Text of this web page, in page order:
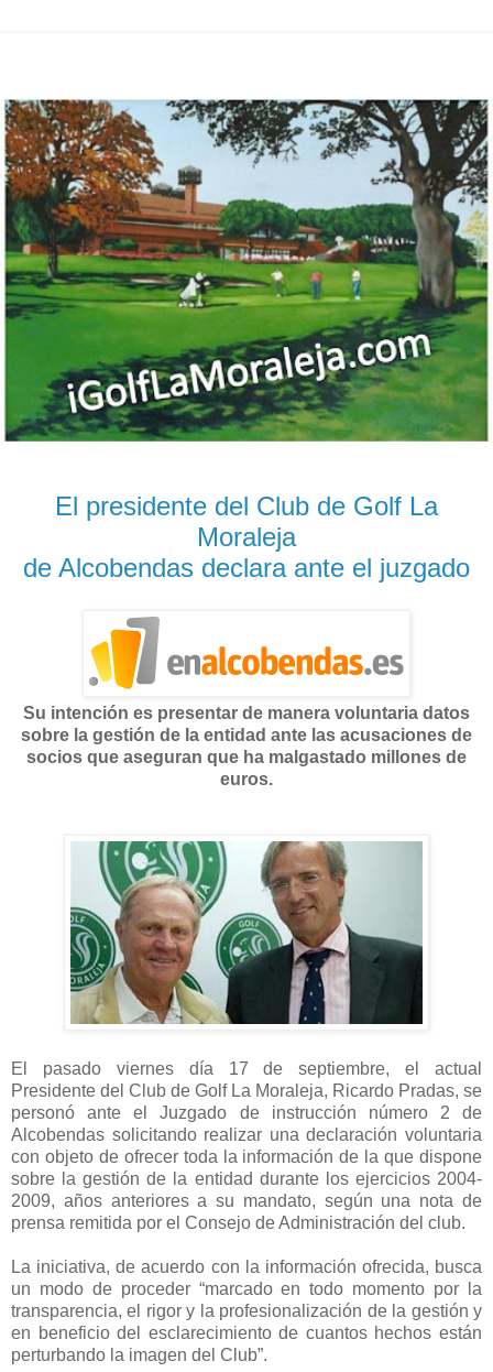
El presidente del Club de Golf La
Moraleja
de Alcobendas declara ante el juzgado
Su intención es presentar de manera voluntaria datos
sobre la gestión de la entidad ante las acusaciones de
socios que aseguran que ha malgastado millones de
euros.
El pasado viernes día 17 de septiembre, el actual
Presidente del Club de Golf La Moraleja, Ricardo Pradas, se
personó ante el Juzgado de instrucción número 2 de
Alcobendas solicitando realizar una declaración voluntaria
con objeto de ofrecer toda la información de la que dispone
sobre la gestión de la entidad durante los ejercicios 2004-
2009, años anteriores a su mandato, según una nota de
prensa remitida por el Consejo de Administración del club.
La iniciativa, de acuerdo con la información ofrecida, busca
un modo de proceder “marcado en todo momento por la
transparencia, el rigor y la profesionalización de la gestión y
en beneficio del esclarecimiento de cuantos hechos están
perturbando la imagen del Club”.